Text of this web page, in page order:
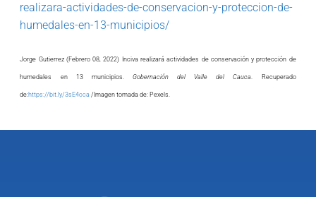
realizara-actividades-de-conservacion-y-proteccion-de-
humedales-en-13-municipios/
Jorge Gutierrez (Febrero 08, 2022) Inciva realizará actividades de conservación y protección de
humedales en 13 municipios. Gobernación del Valle del Cauca . Recuperado
de:https://bit.ly/3sE4cca /Imagen tomada de: Pexels.